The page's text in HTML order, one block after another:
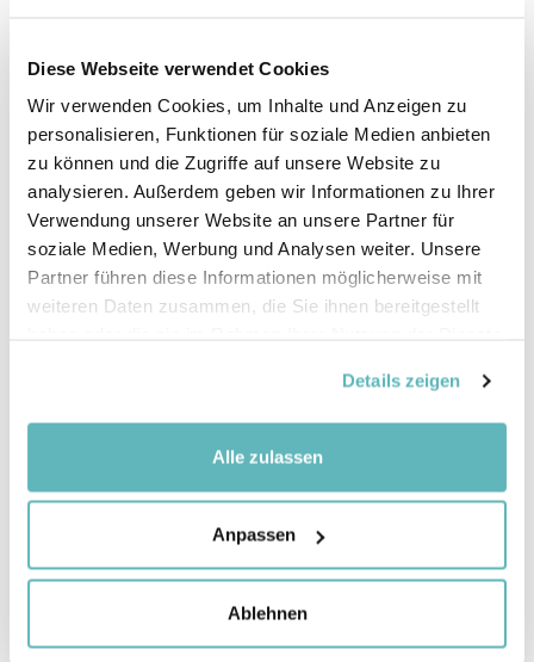
Diese Webseite verwendet Cookies
Wir verwenden Cookies, um Inhalte und Anzeigen zu
personalisieren, Funktionen für soziale Medien anbieten
zu können und die Zugriffe auf unsere Website zu
analysieren. Außerdem geben wir Informationen zu Ihrer
Verwendung unserer Website an unsere Partner für
soziale Medien, Werbung und Analysen weiter. Unsere
Partner führen diese Informationen möglicherweise mit
weiteren Daten zusammen, die Sie ihnen bereitgestellt
Details zeigen
Alle zulassen
Anpassen
Ablehnen
Planenden, sich für Mitwirkungsmöglichkeiten
einzusetzen und den Schülerinnen und Schülern
Plattform und Zeitfenster zur praktischen Mithilfe
zur Verfügung zu stellen und dabei auch für deren
Sicherheit zu sorgen.
Je grösser der persönliche Bezug ist, desto mehr
Verantwortung übernehmen die Schülerinnen und
Schüler später. Eine Mithilfe bei der Bepflanzung
kann auch dazu führen, dass sie gegenüber
anderen Kindern eine Art Sozialkontrolle
übernehmen. Und schliesslich fördert eine aktive
Beteiligung die Selbstwirksamkeit der Kinder.
Möglichkeiten für die Beteiligung der Schülerinnen
und Schüler beim Bau:
Mithilfe beim Abbruch
Kreative Bemalung der Bauwand